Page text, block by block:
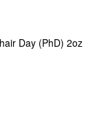
Day (PhD) 2oz